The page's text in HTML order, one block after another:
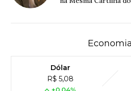
Economia
Dólar
R$ 5,08
+0,04%